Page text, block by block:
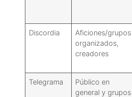
Discordia
Aficiones/grupos
organizados,
creadores
Telegrama
Público en
general y grupos